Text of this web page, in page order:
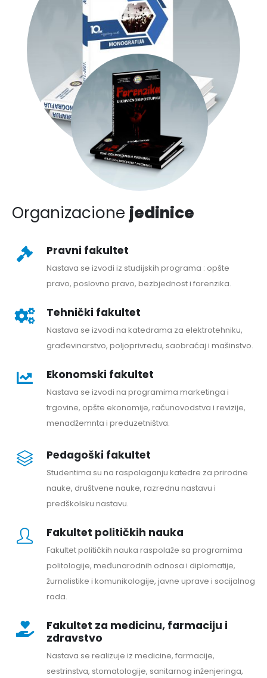
Organizacione jedinice
Pravni fakultet
Nastava se izvodi iz studijskih programa : opšte
pravo, poslovno pravo, bezbjednost i forenzika.
Tehnički fakultet
Nastava se izvodi na katedrama za elektrotehniku,
građevinarstvo, poljoprivredu, saobraćaj i mašinstvo.
Ekonomski fakultet
Nastava se izvodi na programima marketinga i
trgovine, opšte ekonomije, računovodstva i revizije,
menadžemnta i preduzetništva.
Pedagoški fakultet
Studentima su na raspolaganju katedre za prirodne
nauke, društvene nauke, razrednu nastavu i
predškolsku nastavu.
Fakultet političkih nauka
Fakultet političkih nauka raspolaže sa programima
politologije, međunarodnih odnosa i diplomatije,
žurnalistike i komunikologije, javne uprave i socijalnog
rada.
Fakultet za medicinu, farmaciju i
zdravstvo
Nastava se realizuje iz medicine, farmacije,
sestrinstva, stomatologije, sanitarnog inženjeringa,